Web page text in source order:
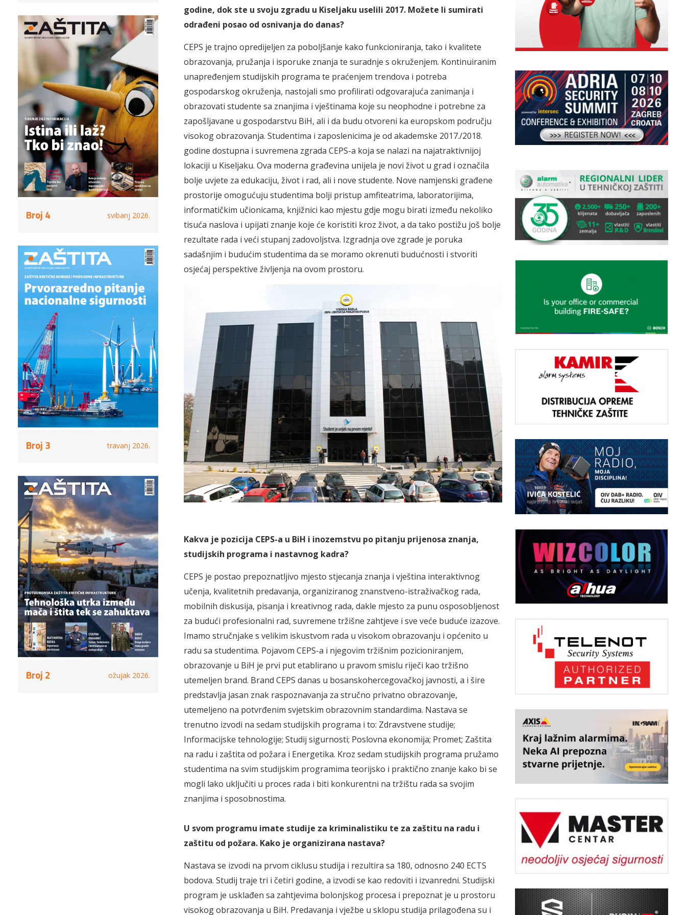
Broj 4 svibanj 2026.
Broj 3 travanj 2026.
Broj 2 ožujak 2026.
godine, dok ste u svoju zgradu u Kiseljaku uselili 2017. Možete li sumirati
odrađeni posao od osnivanja do danas?
CEPS je trajno opredijeljen za poboljšanje kako funkcioniranja, tako i kvalitete
obrazovanja, pružanja i isporuke znanja te suradnje s okruženjem. Kontinuiranim
unapređenjem studijskih programa te praćenjem trendova i potreba
gospodarskog okruženja, nastojali smo profilirati odgovarajuća zanimanja i
obrazovati studente sa znanjima i vještinama koje su neophodne i potrebne za
zapošljavane u gospodarstvu BiH, ali i da budu otvoreni ka europskom području
visokog obrazovanja. Studentima i zaposlenicima je od akademske 2017./2018.
godine dostupna i suvremena zgrada CEPS-a koja se nalazi na najatraktivnijoj
lokaciji u Kiseljaku. Ova moderna građevina unijela je novi život u grad i označila
bolje uvjete za edukaciju, život i rad, ali i nove studente. Nove namjenski građene
prostorije omogućuju studentima bolji pristup amfiteatrima, laboratorijima,
informatičkim učionicama, knjižnici kao mjestu gdje mogu birati između nekoliko
tisuća naslova i upijati znanje koje će koristiti kroz život, a da tako postižu još bolje
rezultate rada i veći stupanj zadovoljstva. Izgradnja ove zgrade je poruka
sadašnjim i budućim studentima da se moramo okrenuti budućnosti i stvoriti
osjećaj perspektive življenja na ovom prostoru.
Kakva je pozicija CEPS-a u BiH i inozemstvu po pitanju prijenosa znanja,
studijskih programa i nastavnog kadra?
CEPS je postao prepoznatljivo mjesto stjecanja znanja i vještina interaktivnog
učenja, kvalitetnih predavanja, organiziranog znanstveno-istraživačkog rada,
mobilnih diskusija, pisanja i kreativnog rada, dakle mjesto za punu osposobljenost
za budući profesionalni rad, suvremene tržišne zahtjeve i sve veće buduće izazove.
Imamo stručnjake s velikim iskustvom rada u visokom obrazovanju i općenito u
radu sa studentima. Pojavom CEPS-a i njegovim tržišnim pozicioniranjem,
obrazovanje u BiH je prvi put etablirano u pravom smislu riječi kao tržišno
utemeljen brand. Brand CEPS danas u bosanskohercegovačkoj javnosti, a i šire
predstavlja jasan znak raspoznavanja za stručno privatno obrazovanje,
utemeljeno na potvrđenim svjetskim obrazovnim standardima. Nastava se
trenutno izvodi na sedam studijskih programa i to: Zdravstvene studije;
Informacijske tehnologije; Studij sigurnosti; Poslovna ekonomija; Promet; Zaštita
na radu i zaštita od požara i Energetika. Kroz sedam studijskih programa pružamo
studentima na svim studijskim programima teorijsko i praktično znanje kako bi se
mogli lako uključiti u proces rada i biti konkurentni na tržištu rada sa svojim
znanjima i sposobnostima.
U svom programu imate studije za kriminalistiku te za zaštitu na radu i
zaštitu od požara. Kako je organizirana nastava?
Nastava se izvodi na prvom ciklusu studija i rezultira sa 180, odnosno 240 ECTS
bodova. Studij traje tri i četiri godine, a izvodi se kao redoviti i izvanredni. Studijski
program je usklađen sa zahtjevima bolonjskog procesa i prepoznat je u prostoru
visokog obrazovanja u BiH. Predavanja i vježbe u sklopu studija prilagođena su i